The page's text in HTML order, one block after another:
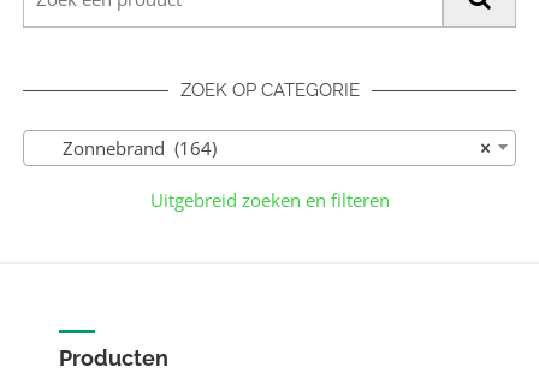
ZOEK OP CATEGORIE
×
Zonnebrand (164)
Uitgebreid zoeken en filteren
Producten